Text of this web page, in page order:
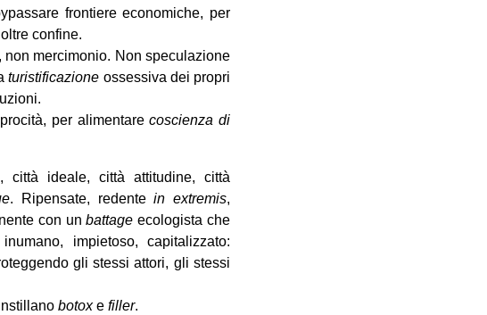
frontiere economiche, per
confine.
mercimonio. Non speculazione
turistificazione ossessiva dei propri
per alimentarecoscienza di
città ideale, città attitudine, città
. Ripensate, redentein extremis,
con unbattage ecologista che
impietoso, capitalizzato:
gli stessi attori, gli stessi
botoxe filler.